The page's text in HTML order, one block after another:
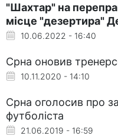
"Шахтар" на
місце "дезертира"
10.06.2022 - 16:40
Срна оновив
10.11.2020 - 14:10
Срна оголосив про
футболіста
21.06.2019 - 16:59